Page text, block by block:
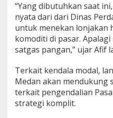
“Yang dibutuhkan saat
nyata dari dari Dinas
untuk menekan lonjakan
komoditi di pasar.
satgas pangan,” ujar Afif
Terkait kendala modal,
Medan akan mendukung
terkait pengendalian
strategi komplit.